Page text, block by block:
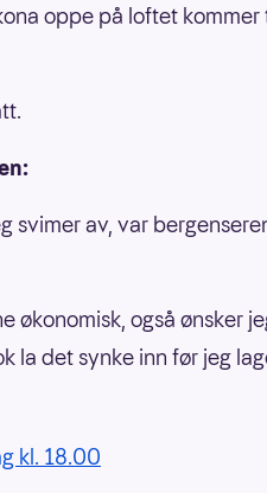
oppe på loftet kommer
svimer av, var
økonomisk, også ønsker
la det synke inn før jeg
kl. 18.00